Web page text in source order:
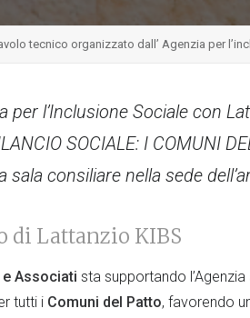
tecnico organizzato dall’ Agenzia per
per l’Inclusione Sociale con
SOCIALE: I COMUNI
sala consiliare nella sede
di Lattanzio KIBS
Associati sta supportando
tutti i Comuni del Patto, favorendo